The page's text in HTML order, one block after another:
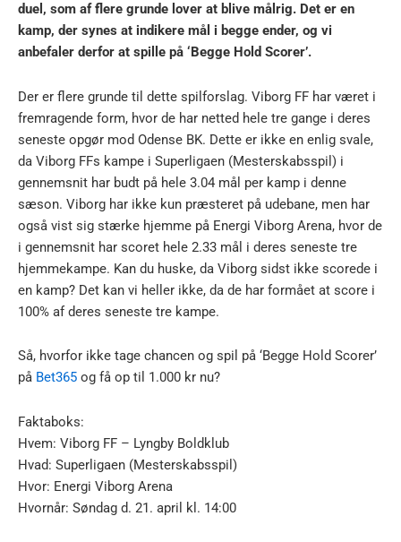
duel, som af flere grunde lover at blive målrig. Det er en
kamp, der synes at indikere mål i begge ender, og vi
anbefaler derfor at spille på ‘Begge Hold Scorer’.
Der er flere grunde til dette spilforslag. Viborg FF har været i
fremragende form, hvor de har netted hele tre gange i deres
seneste opgør mod Odense BK. Dette er ikke en enlig svale,
da Viborg FFs kampe i Superligaen (Mesterskabsspil) i
gennemsnit har budt på hele 3.04 mål per kamp i denne
sæson. Viborg har ikke kun præsteret på udebane, men har
også vist sig stærke hjemme på Energi Viborg Arena, hvor de
i gennemsnit har scoret hele 2.33 mål i deres seneste tre
hjemmekampe. Kan du huske, da Viborg sidst ikke scorede i
en kamp? Det kan vi heller ikke, da de har formået at score i
100% af deres seneste tre kampe.
Så, hvorfor ikke tage chancen og spil på ‘Begge Hold Scorer’
på Bet365 og få op til 1.000 kr nu?
Faktaboks:
Hvem: Viborg FF – Lyngby Boldklub
Hvad: Superligaen (Mesterskabsspil)
Hvor: Energi Viborg Arena
Hvornår: Søndag d. 21. april kl. 14:00